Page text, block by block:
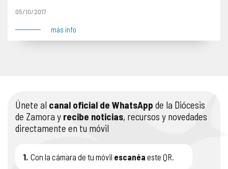
05/10/2017
más info
Únete al canal oficial de WhatsApp de la Diócesis
de Zamora y recibe noticias, recursos y novedades
directamente en tu móvil
1. Con la cámara de tu móvil escanéa este QR.